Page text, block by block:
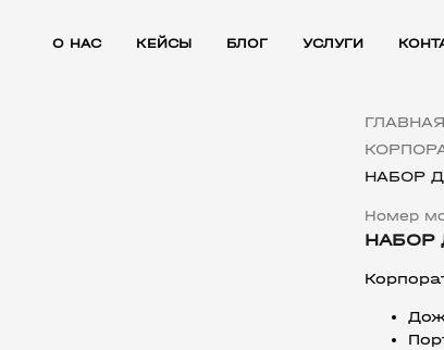
О НАС КЕЙСЫ БЛОГ УСЛУГИ
ГЛАВНАЯ
НАБОР
Номер
НАБОР